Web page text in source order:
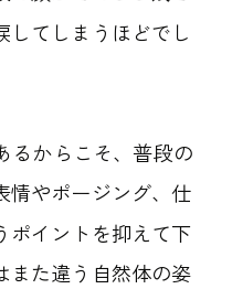
てしまうほどでし
るからこそ、普段の
情やポージング、仕
ポイントを抑えて下
また違う自然体の姿